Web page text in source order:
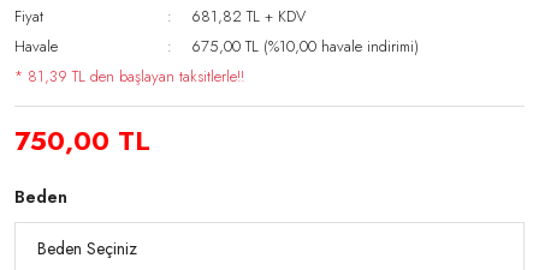
Fiyat
681,82 TL + KDV
Havale
675,00 TL (%10,00 havale indirimi)
* 81,39 TL den başlayan taksitlerle!!
750,00 TL
Beden